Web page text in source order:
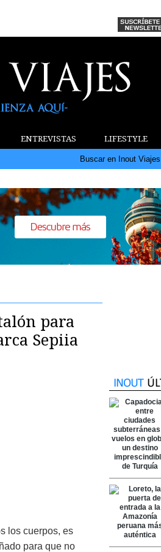
ENTREVISTAS LIFESTYLE
Buscar en Inout Viajes
para
Sepiia
los cuerpos, es
para que no